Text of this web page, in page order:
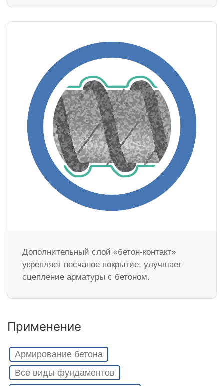
Дополнительный слой «бетон-контакт»
укрепляет песчаное покрытие, улучшает
сцепление арматуры с бетоном.
Применение
Армирование бетона
Все виды фундаментов